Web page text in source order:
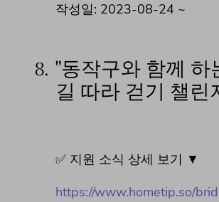
작성일: 2023-08-24 ~
8. "동작구와 함께 하
길 따라 걷기 챌린
✅ 지원 소식 상세 보기 ▼
https://www.hometip.so/